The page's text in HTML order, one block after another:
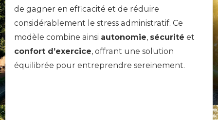
de gagner en efficacité et de réduire
considérablement le stress administratif. Ce
modèle combine ainsi autonomie, sécurité et
confort d’exercice, offrant une solution
équilibrée pour entreprendre sereinement.